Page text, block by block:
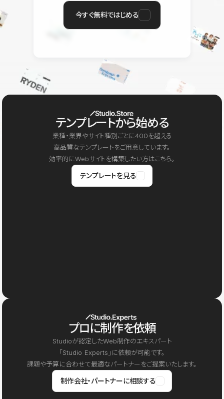
今すぐ無料ではじめる
テンプレートから始める
業種・業界やサイト種別ごとに400を超える
高品質なテンプレートをご用意しています。
効率的にWebサイトを構築したい方はこちら。
テンプレートを見る
プロに制作を依頼
Studioが認定したWeb制作のエキスパート
「Studio Experts」に依頼が可能です。
課題や予算に合わせて最適なパートナーをご提案いたします。
制作会社・パートナーに相談する